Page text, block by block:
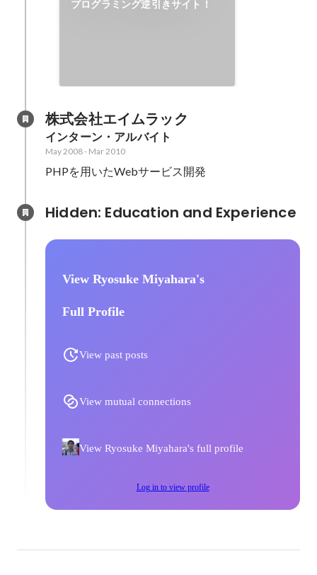
プログラミング逆引きサイト！
株式会社エイムラック
インターン・アルバイト
May 2008- Mar 2010
PHPを用いたWebサービス開発
View Ryosuke Miyahara's
Full Profile
View past posts
View mutual connections
View Ryosuke Miyahara's full profile
Log in to view profile